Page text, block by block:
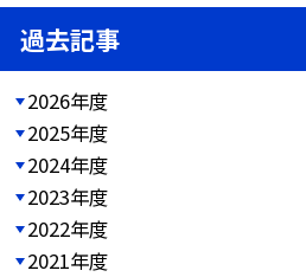
過去記事
2026年度
2025年度
2024年度
2023年度
2022年度
2021年度